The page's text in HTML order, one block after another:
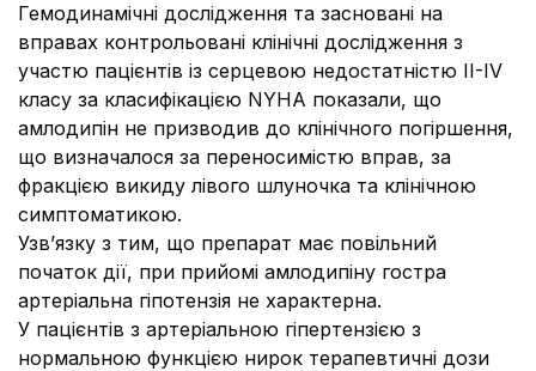
Гемодинамічні дослідження та засновані на
вправах контрольовані клінічні дослідження з
участю пацієнтів із серцевою недостатністю II-IV
класу за класифікацією NYHA показали, що
амлодипін не призводив до клінічного погіршення,
що визначалося за переносимістю вправ, за
фракцією викиду лівого шлуночка та клінічною
симптоматикою.
Узв’язку з тим, що препарат має повільний
початок дії, при прийомі амлодипіну гостра
артеріальна гіпотензія не характерна.
У пацієнтів з артеріальною гіпертензією з
нормальною функцією нирок терапевтичні дози